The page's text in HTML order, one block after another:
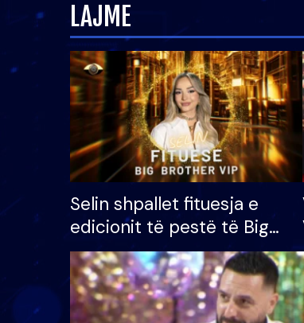
LAJME
Selin shpallet fituesja e
edicionit të pestë të Big
Brother VIP, rrëmben
çmimin e madh prej 100
mijë eurosh